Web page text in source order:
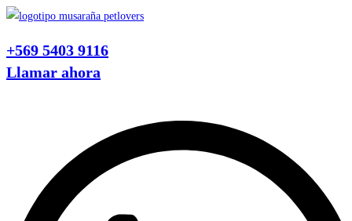
Ir
contenido
+569 5403 9116
Llamar ahora